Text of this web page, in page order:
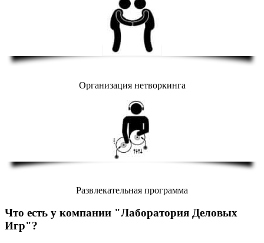
Организация нетворкинга
Развлекательная программа
Что есть у компании "Лаборатория Деловых
Игр"?